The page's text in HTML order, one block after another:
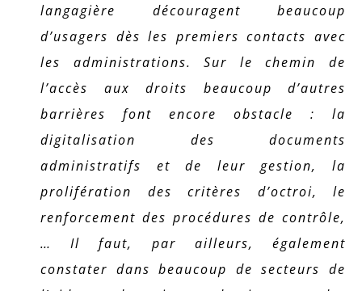
langagière découragent beaucoup
d’usagers dès les premiers contacts avec
les administrations. Sur le chemin de
l’accès aux droits beaucoup d’autres
barrières font encore obstacle : la
digitalisation des documents
administratifs et de leur gestion, la
prolifération des critères d’octroi, le
renforcement des procédures de contrôle,
… Il faut, par ailleurs, également
constater dans beaucoup de secteurs de